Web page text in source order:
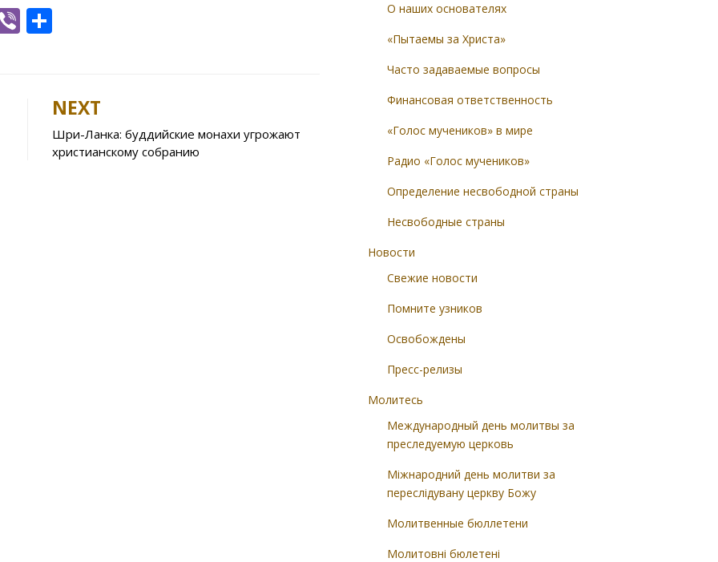
Vi
e
NEXT
Шри-Ланка: буддийские монахи угрожают
христианскому собранию
О наших основателях
«Пытаемы за Христа»
Часто задаваемые вопросы
Финансовая ответственность
«Голос мучеников» в мире
Радио «Голос мучеников»
Определение несвободной страны
Несвободные страны
Новости
Свежие новости
Помните узников
Освобождены
Пресс-релизы
Молитесь
Международный день молитвы за
преследуемую церковь
Міжнародний день молитви за
переслідувану церкву Божу
Молитвенные бюллетени
Молитовні бюлетені